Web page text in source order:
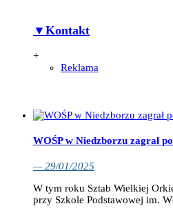
▼Kontakt
+
Reklama
WOŚP w Niedzborzu zagrał
— 29/01/2025
W tym roku Sztab Wielkiej
przy Szkole Podstawowej im.